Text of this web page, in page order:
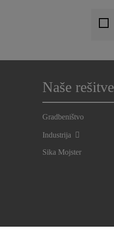
Naše rešitve
Gradbeništvo
Industrija
Sika Mojster